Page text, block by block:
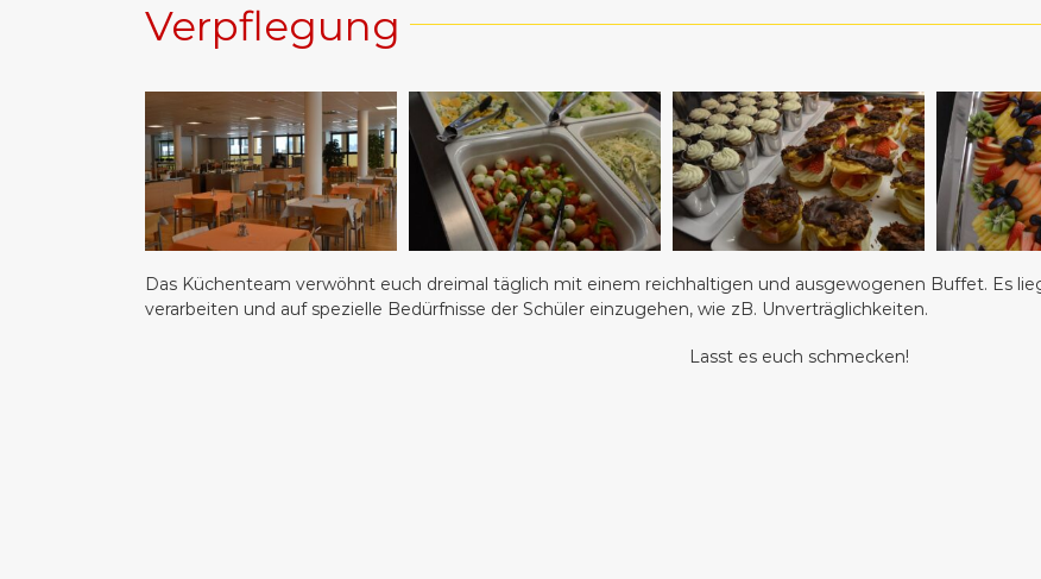
Verpflegung
Das Küchenteam verwöhnt euch dreimal täglich mit einem reichhaltigen und ausgewogenen Buffet. Es
verarbeiten und auf spezielle Bedürfnisse der Schüler einzugehen, wie zB. Unverträglichkeiten.
Lasst es euch schmecken!